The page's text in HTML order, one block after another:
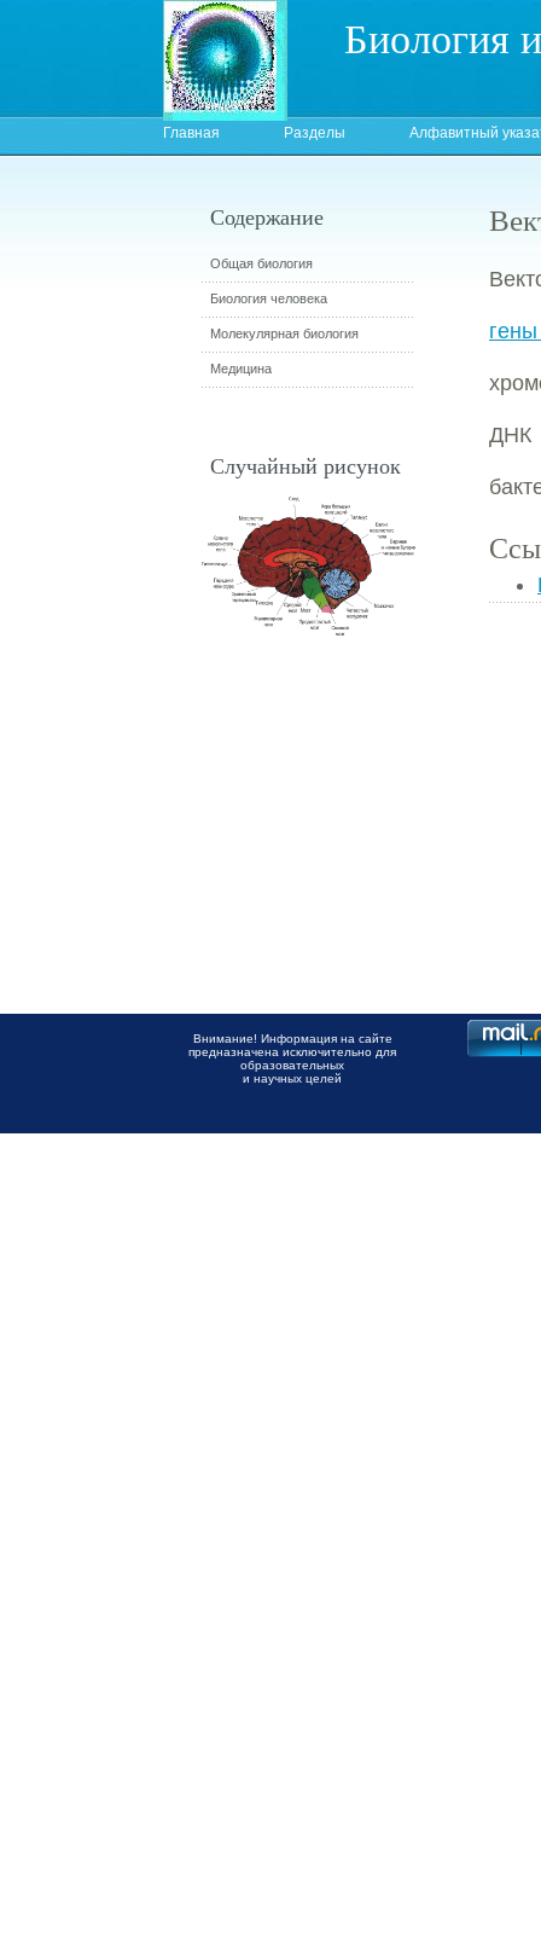
Биология
Главная Разделы Алфавитный
ДНК
Содержание
Общая биология
Биология человека
Молекулярная биология
Медицина
Случайный рисунок
Внимание! Информация на сайте
предназначена исключительно для
образовательных
и научных целей